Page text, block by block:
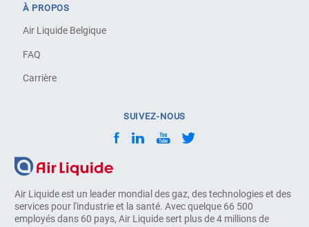
Air Liquide est un leader mondial des gaz, des technologies et des
services pour l'industrie et la santé. Avec quelque 66 500
employés dans 60 pays, Air Liquide sert plus de 4 millions de
À PROPOS
Air Liquide Belgique
FAQ
Carrière
SUIVEZ-NOUS